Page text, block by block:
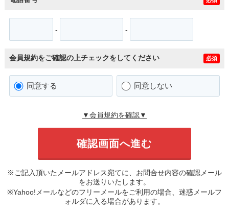
- -
会員規約をご確認の上チェックをしてください 必須
同意する 同意しない
▼会員規約を確認▼
※ご記入頂いたメールアドレス宛てに、お問合せ内容の確認メール
をお送りいたします。
※Yahoo!メールなどのフリーメールをご利用の場合、迷惑メールフ
ォルダに入る場合があります。